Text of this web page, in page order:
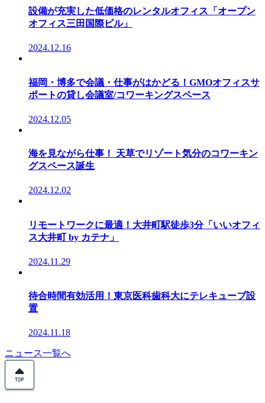
設備が充実した低価格のレンタルオフィス「オープン
オフィス三田国際ビル」
2024.12.16
福岡・博多で会議・仕事がはかどる！GMOオフィスサ
ポートの貸し会議室/コワーキングスペース
2024.12.05
海を見ながら仕事！ 天草でリゾート気分のコワーキン
グスペース誕生
2024.12.02
リモートワークに最適！大井町駅徒歩3分「いいオフィ
ス大井町 by カテナ」
2024.11.29
待合時間有効活用！東京医科歯科大にテレキューブ設
置
2024.11.18
ニュース一覧へ